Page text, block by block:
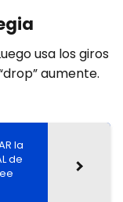
usa los giros
aumente.
la
de